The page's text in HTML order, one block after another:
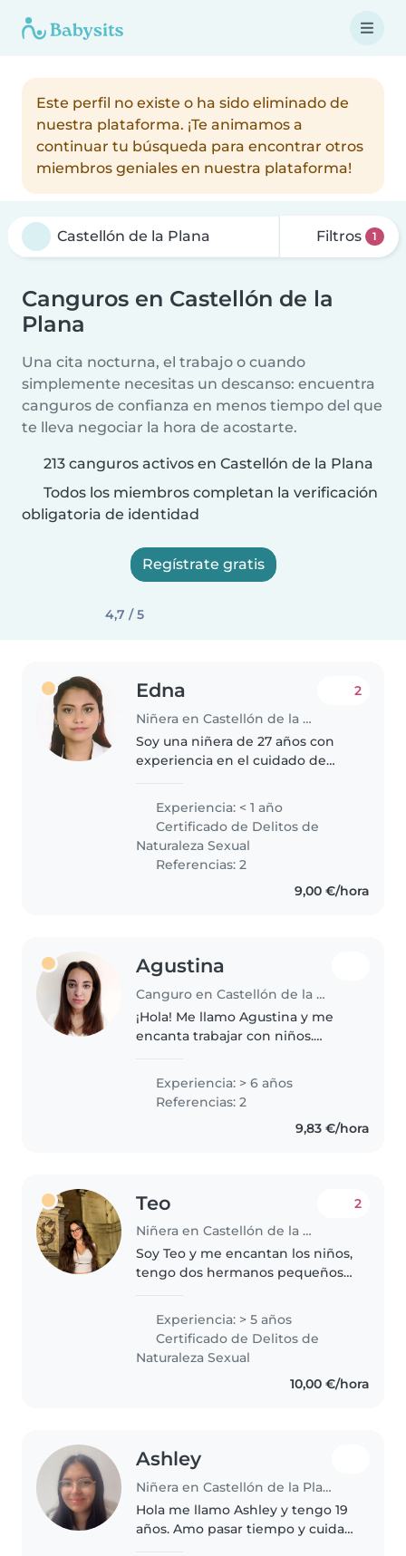
Este perfil no existe o ha sido eliminado de
nuestra plataforma. ¡Te animamos a
continuar tu búsqueda para encontrar otros
miembros geniales en nuestra plataforma!
Filtros 1
Canguros en Castellón de la
Plana
Una cita nocturna, el trabajo o cuando
simplemente necesitas un descanso: encuentra
canguros de confianza en menos tiempo del que
te lleva negociar la hora de acostarte.
213 canguros activos en Castellón de la Plana
Todos los miembros completan la verificación
obligatoria de identidad
Regístrate gratis
4,7 / 5
Edna
Niñera en Castellón de la Plana
2
Soy una niñera de 27 años con
experiencia en el cuidado de
preescolares y escolares. Hablo
con fluidez español, y entiendo
francés e inglés. Soy una
persona..
Experiencia: < 1 año
Certificado de Delitos de
Naturaleza Sexual
Referencias: 2
9,00 €/hora
Agustina
Canguro en Castellón de la Plana
¡Hola! Me llamo Agustina y me
encanta trabajar con niños.
niños de distintas edades, una
experiencia que disfruto
Experiencia: > 6 años
Referencias: 2
9,83 €/hora
Teo
Niñera en Castellón de la Plana
2
Soy Teo y me encantan los niños,
tengo dos hermanos pequeños y
Magisterio y estoy haciendo
prácticas con niños de 4 años, la
vocación es lo que me guía...
Experiencia: > 5 años
Certificado de Delitos de
Naturaleza Sexual
10,00 €/hora
Ashley
Niñera en Castellón de la Plana
Hola me llamo Ashley y tengo 19
años. Amo pasar tiempo y cuidar